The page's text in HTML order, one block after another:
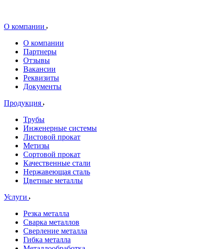
О компании
О компании
Партнеры
Отзывы
Вакансии
Реквизиты
Документы
Продукция
Трубы
Инженерные системы
Листовой прокат
Метизы
Сортовой прокат
Качественные стали
Нержавеющая сталь
Цветные металлы
Услуги
Резка металла
Сварка металлов
Сверление металла
Гибка металла